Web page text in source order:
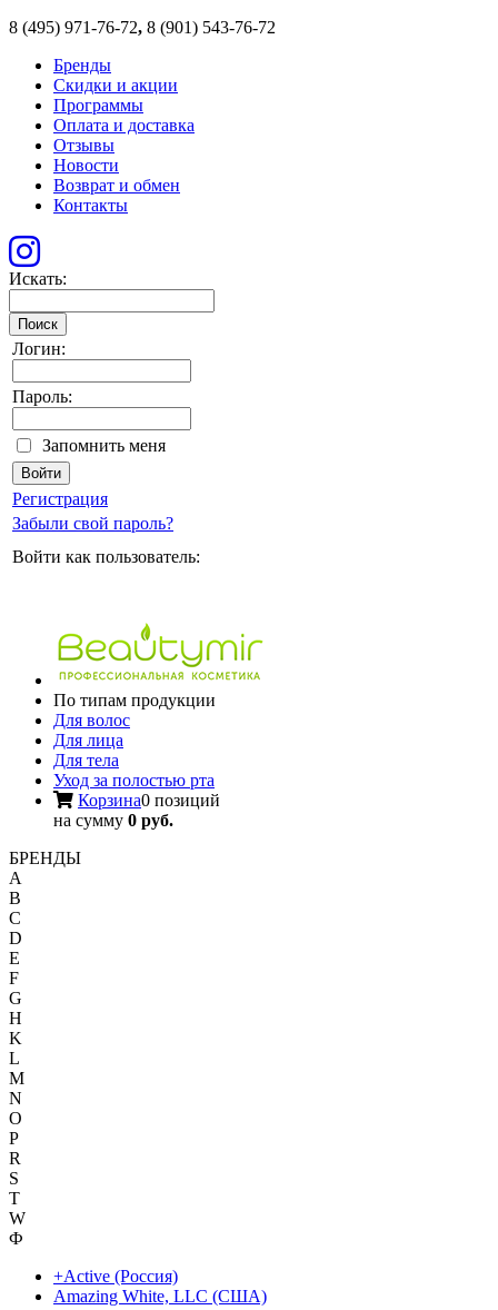
8 (495) 971-76-72, 8 (901) 543-76-72
Бренды
Скидки и акции
Программы
Оплата и доставка
Отзывы
Новости
Возврат и обмен
Контакты
Искать:
Поиск
Логин:
Пароль:
Запомнить меня
Регистрация
Забыли свой пароль?
Войти как пользователь:
По типам продукции
Для волос
Для лица
Для тела
Уход за полостью рта
Корзина0 позиций
на сумму 0 руб.
БРЕНДЫ
A
B
C
D
E
F
G
H
K
L
M
N
O
P
R
S
T
W
Ф
+Active (Россия)
Amazing White, LLC (США)